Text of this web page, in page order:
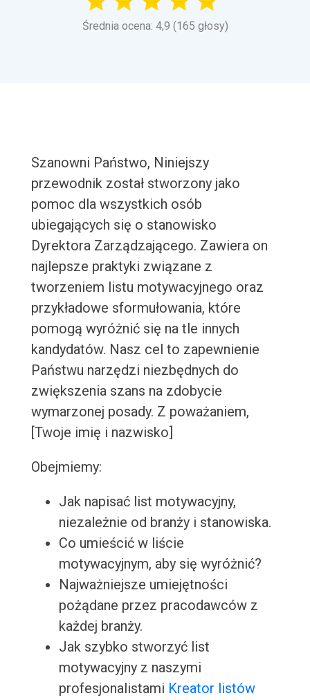
Średnia ocena: 4,9 (165 głosy)
Szanowni Państwo, Niniejszy
przewodnik został stworzony jako
pomoc dla wszystkich osób
ubiegających się o stanowisko
Dyrektora Zarządzającego. Zawiera on
najlepsze praktyki związane z
tworzeniem listu motywacyjnego oraz
przykładowe sformułowania, które
pomogą wyróżnić się na tle innych
kandydatów. Nasz cel to zapewnienie
Państwu narzędzi niezbędnych do
zwiększenia szans na zdobycie
wymarzonej posady. Z poważaniem,
[Twoje imię i nazwisko]
Obejmiemy:
Jak napisać list motywacyjny,
niezależnie od branży i stanowiska.
Co umieścić w liście
motywacyjnym, aby się wyróżnić?
Najważniejsze umiejętności
pożądane przez pracodawców z
każdej branży.
Jak szybko stworzyć list
motywacyjny z naszymi
profesjonalistami Kreator listów